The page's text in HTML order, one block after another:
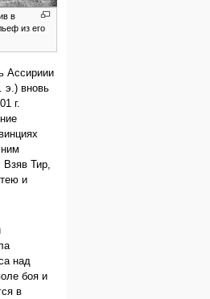
в
из его
Ассириии
э.) вновь
г.
Тир,
и
над
боя и
в